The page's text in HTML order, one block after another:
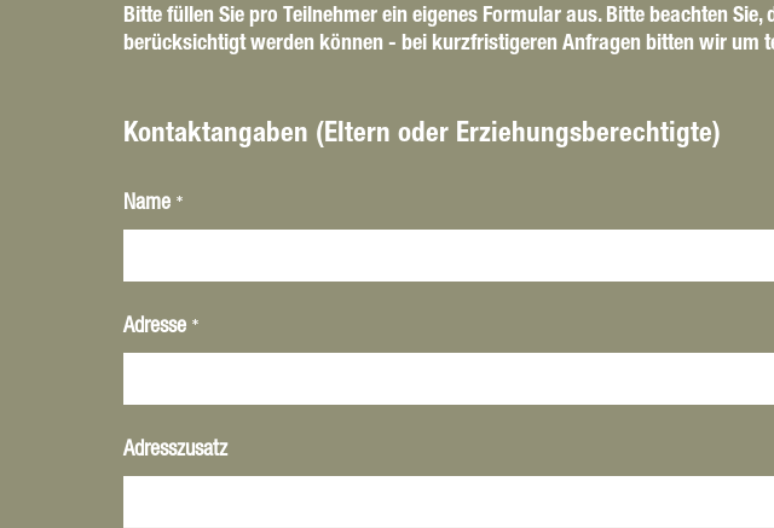
Bitte füllen Sie pro Teilnehmer ein eigenes Formular aus. Bitte beachten
berücksichtigt werden können - bei kurzfristigeren Anfragen bitten wir um
Kontaktangaben (Eltern oder Erziehungsberechtigte)
Name *
Adresse *
Adresszusatz